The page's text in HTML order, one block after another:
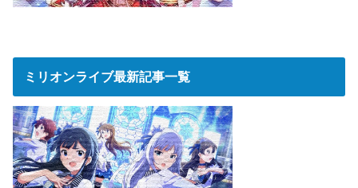
ミリオンライブ最新記事一覧